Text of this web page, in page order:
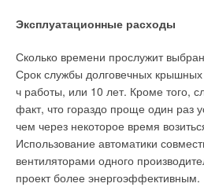
Эксплуатационные расходы
Сколько времени прослужит
Срок службы долговечных
ч работы, или 10 лет. Кроме того,
факт, что гораздо проще один раз
чем через некоторое время
Использование автоматики
вентиляторами одного
проект более энергоэффективным.
диаметра в один рабочий шаг
сомневаемся.
Сегодня компания Viega
странами мира. Что, на Ваш
российский рынок от других?
Д.Т.: Отличие российского рынка,
масштабности проектов. По
→
Bluehelix Sigma:
чем вы ожидали
→ Настенные двухконтурные
→ Двухконтурные настенные
ЖУРНАЛ СОК СЕНТЯБРЬ 2012
→
Отопительные котлы с
ЖУРНАЛ СОК НОЯБРЬ 2011
→ Газовые настенные